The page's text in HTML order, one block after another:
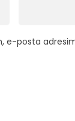
e-posta